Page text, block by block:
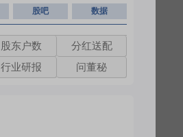
股吧 数据
股东户数
分红送配
行业研报 问董秘